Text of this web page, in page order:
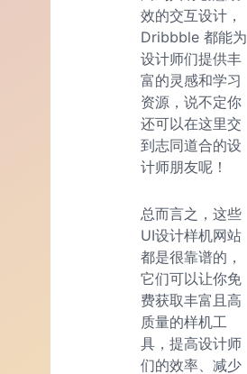
效的交互设计，
Dribbble 都能为
设计师们提供丰
富的灵感和学习
资源，说不定你
还可以在这里交
到志同道合的设
计师朋友呢！
总而言之，这些
UI设计样机网站
都是很靠谱的，
它们可以让你免
费获取丰富且高
质量的样机工
具，提高设计师
们的效率、减少